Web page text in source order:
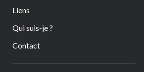
Liens
Qui suis-je ?
Contact